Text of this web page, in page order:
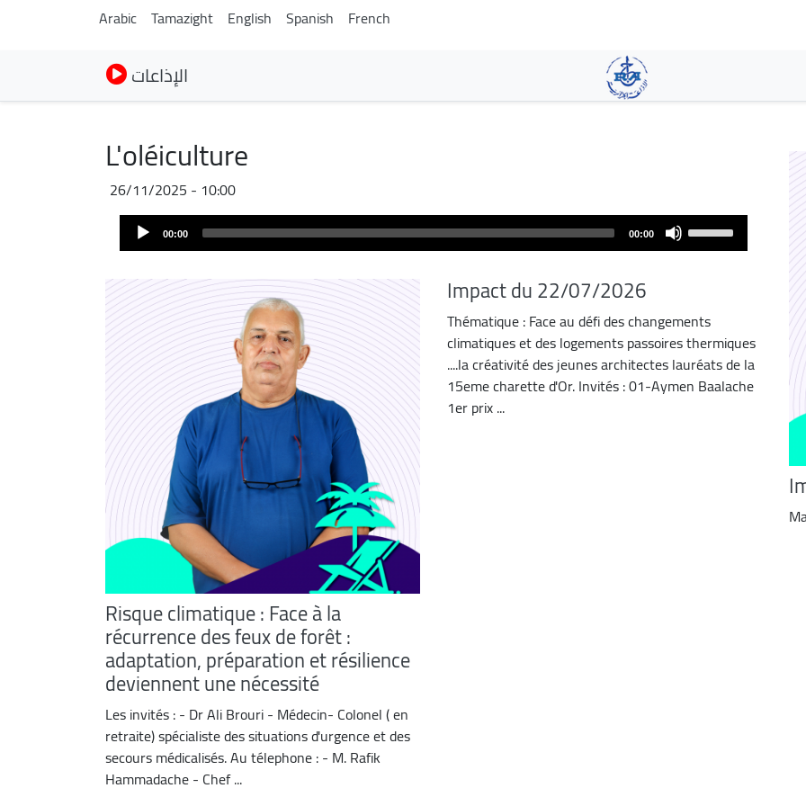
contenido
principal
Arabic Tamazight English Spanish French
الإذاعات
L'oléiculture
26/11/2025 - 10:00
Audio
Player 00:00 00:00
Risque climatique : Face à la
récurrence des feux de forêt :
adaptation, préparation et résilience
deviennent une nécessité
Les invités : - Dr Ali Brouri - Médecin- Colonel ( en
retraite) spécialiste des situations d'urgence et des
secours médicalisés. Au télephone : - M. Rafik
Hammadache - Chef ...
Impact du 22/07/2026
Thématique : Face au défi des changements
climatiques et des logements passoires thermiques
....la créativité des jeunes architectes lauréats de la
15eme charette d'Or. Invités : 01-Aymen Baalache
1er prix ...